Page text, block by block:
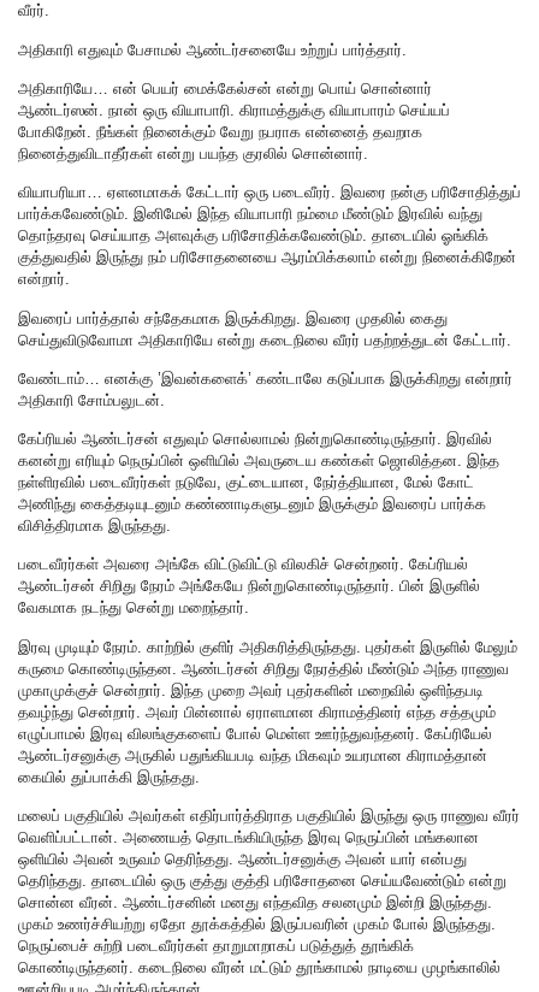
வீரர்.
அதிகாரி எதுவும் பேசாமல் ஆண்டர்சனையே உற்றுப் பார்த்தார்.
அதிகாரியே… என் பெயர் மைக்கேல்சன் என்று பொய் சொன்னார்
ஆண்டர்ஸன். நான் ஒரு வியாபாரி. கிராமத்துக்கு வியாபாரம் செய்யப்
போகிறேன். நீங்கள் நினைக்கும் வேறு நபராக என்னைத் தவறாக
நினைத்துவிடாதீர்கள் என்று பயந்த குரலில் சொன்னார்.
வியாபரியா… ஏளனமாகக் கேட்டார் ஒரு படைவீரர். இவரை நன்கு பரிசோதித்துப்
பார்க்கவேண்டும். இனிமேல் இந்த வியாபாரி நம்மை மீண்டும் இரவில் வந்து
தொந்தரவு செய்யாத அளவுக்கு பரிசோதிக்கவேண்டும். தாடையில் ஓங்கிக்
குத்துவதில் இருந்து நம் பரிசோதனையை ஆரம்பிக்கலாம் என்று நினைக்கிறேன்
என்றார்.
இவரைப் பார்த்தால் சந்தேகமாக இருக்கிறது. இவரை முதலில் கைது
செய்துவிடுவோமா அதிகாரியே என்று கடைநிலை வீரர் பதற்றத்துடன் கேட்டார்.
வேண்டாம்… எனக்கு ’இவன்களைக்’ கண்டாலே கடுப்பாக இருக்கிறது என்றார்
அதிகாரி சோம்பலுடன்.
கேப்ரியல் ஆண்டர்சன் எதுவும் சொல்லாமல் நின்றுகொண்டிருந்தார். இரவில்
கனன்று எரியும் நெருப்பின் ஒளியில் அவருடைய கண்கள் ஜொலித்தன. இந்த
நள்ளிரவில் படைவீரர்கள் நடுவே, குட்டையான, நேர்த்தியான, மேல் கோட்
அணிந்து கைத்தடியுடனும் கண்ணாடிகளுடனும் இருக்கும் இவரைப் பார்க்க
விசித்திரமாக இருந்தது.
படைவீரர்கள் அவரை அங்கே விட்டுவிட்டு விலகிச் சென்றனர். கேப்ரியல்
ஆண்டர்சன் சிறிது நேரம் அங்கேயே நின்றுகொண்டிருந்தார். பின் இருளில்
வேகமாக நடந்து சென்று மறைந்தார்.
இரவு முடியும் நேரம். காற்றில் குளிர் அதிகரித்திருந்தது. புதர்கள் இருளில் மேலும்
கருமை கொண்டிருந்தன. ஆண்டர்சன் சிறிது நேரத்தில் மீண்டும் அந்த ராணுவ
முகாமுக்குச் சென்றார். இந்த முறை அவர் புதர்களின் மறைவில் ஒளிந்தபடி
தவழ்ந்து சென்றார். அவர் பின்னால் ஏராளமான கிராமத்தினர் எந்த சத்தமும்
எழுப்பாமல் இரவு விலங்குகளைப் போல் மெள்ள ஊர்ந்துவந்தனர். கேப்ரியேல்
ஆண்டர்சனுக்கு அருகில் பதுங்கியபடி வந்த மிகவும் உயரமான கிராமத்தான்
கையில் துப்பாக்கி இருந்தது.
மலைப் பகுதியில் அவர்கள் எதிர்பார்த்திராத பகுதியில் இருந்து ஒரு ராணுவ வீரர்
வெளிப்பட்டான். அணையத் தொடங்கியிருந்த இரவு நெருப்பின் மங்கலான
ஒளியில் அவன் உருவம் தெரிந்தது. ஆண்டர்சனுக்கு அவன் யார் என்பது
தெரிந்தது. தாடையில் ஒரு குத்து குத்தி பரிசோதனை செய்யவேண்டும் என்று
சொன்ன வீரன். ஆண்டர்சனின் மனது எந்தவித சலனமும் இன்றி இருந்தது.
முகம் உணர்ச்சியற்று ஏதோ தூக்கத்தில் இருப்பவரின் முகம் போல் இருந்தது.
நெருப்பைச் சுற்றி படைவீரர்கள் தாறுமாறாகப் படுத்துத் தூங்கிக்
கொண்டிருந்தனர். கடைநிலை வீரன் மட்டும் தூங்காமல் நாடியை முழங்காலில்